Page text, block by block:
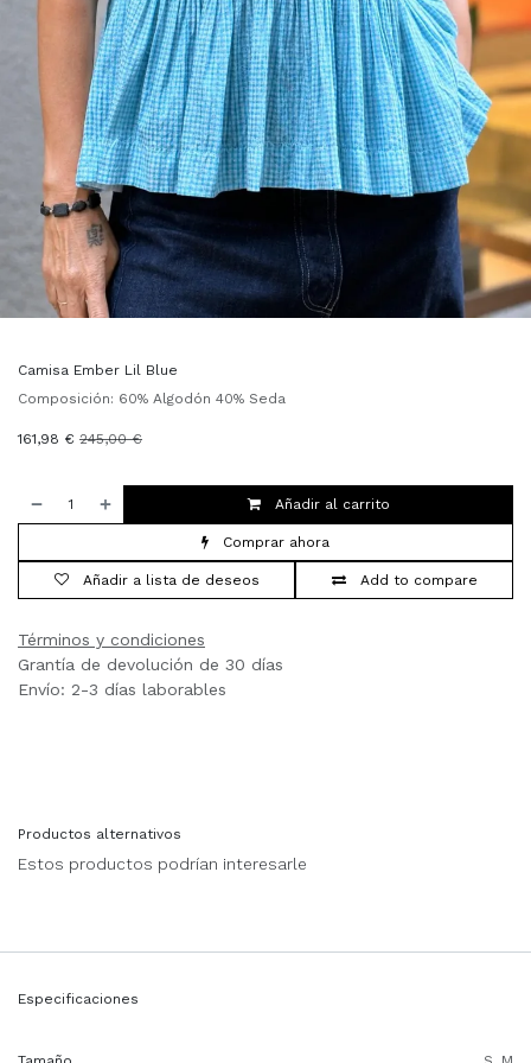
Camisa Ember Lil Blue
Composición: 60% Algodón 40% Seda
161,98 € 245,00€
Añadir al carrito
Comprar ahora
Add to compare
Añadir a lista de deseos
Términos y condiciones
Grantía de devolución de 30 días
Envío: 2-3 días laborables
Productos alternativos
Estos productos podrían interesarle
Especificaciones